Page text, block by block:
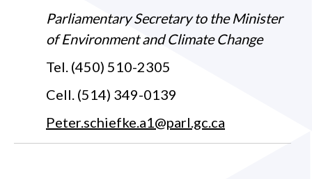
Parliamentary Secretary to the Minister
of Environment and Climate Change
Tel. (450) 510-2305
Cell. (514) 349-0139
Peter.schiefke.a1@parl.gc.ca